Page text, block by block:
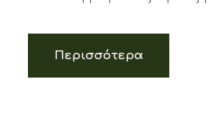
Περισσότερα